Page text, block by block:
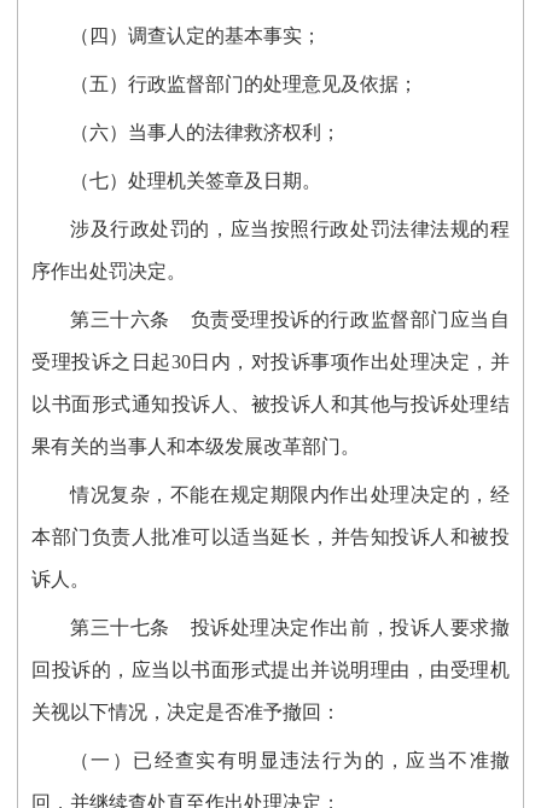
（四）调查认定的基本事实；
（五）行政监督部门的处理意见及依据；
（六）当事人的法律救济权利；
（七）处理机关签章及日期。
涉及行政处罚的，应当按照行政处罚法律法规的程
序作出处罚决定。
第三十六条 负责受理投诉的行政监督部门应当自
受理投诉之日起30日内，对投诉事项作出处理决定，并
以书面形式通知投诉人、被投诉人和其他与投诉处理结
果有关的当事人和本级发展改革部门。
情况复杂，不能在规定期限内作出处理决定的，经
本部门负责人批准可以适当延长，并告知投诉人和被投
诉人。
第三十七条 投诉处理决定作出前，投诉人要求撤
回投诉的，应当以书面形式提出并说明理由，由受理机
关视以下情况，决定是否准予撤回：
（一）已经查实有明显违法行为的，应当不准撤
回，并继续查处直至作出处理决定；